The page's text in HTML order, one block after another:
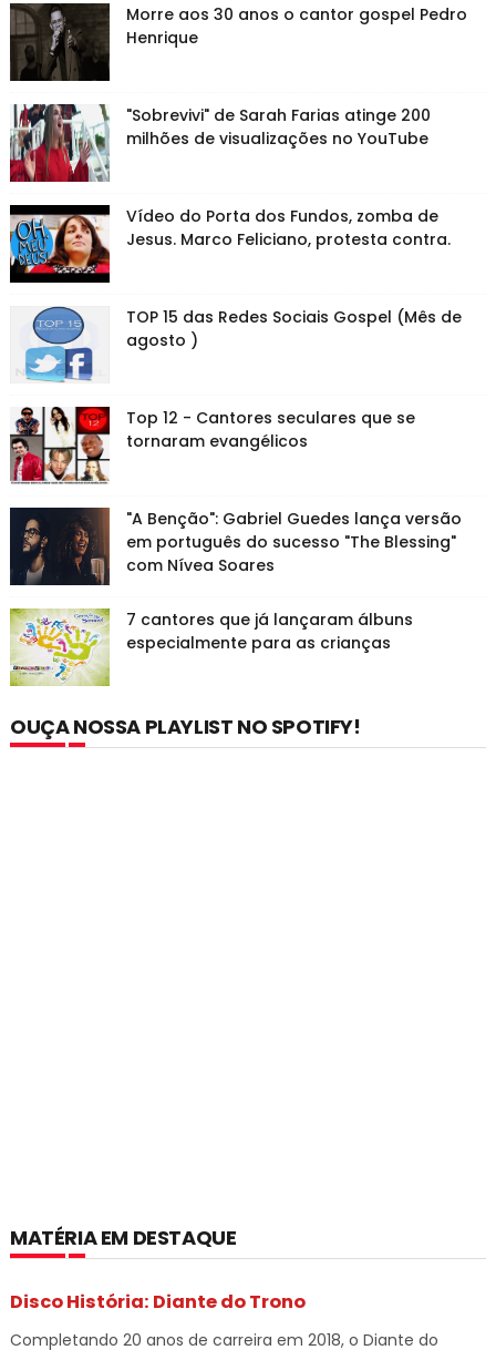
Morre aos 30 anos o cantor gospel Pedro
Henrique
"Sobrevivi" de Sarah Farias atinge 200
milhões de visualizações no YouTube
Vídeo do Porta dos Fundos, zomba de
Jesus. Marco Feliciano, protesta contra.
TOP 15 das Redes Sociais Gospel (Mês de
agosto )
Top 12 - Cantores seculares que se
tornaram evangélicos
"A Benção": Gabriel Guedes lança versão
em português do sucesso "The Blessing"
com Nívea Soares
7 cantores que já lançaram álbuns
especialmente para as crianças
OUÇA NOSSA PLAYLIST NO SPOTIFY!
MATÉRIA EM DESTAQUE
Disco História: Diante do Trono
Completando 20 anos de carreira em 2018, o Diante do